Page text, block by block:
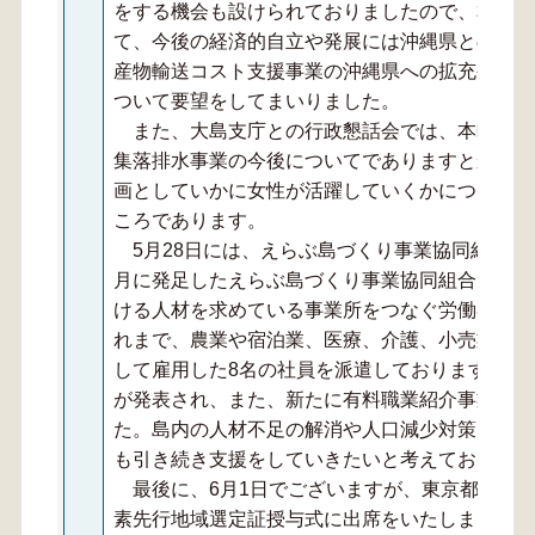
をする機会も設けられておりましたので、本町
て、今後の経済的自立や発展には沖縄県との連
産物輸送コスト支援事業の沖縄県への拡充や離
ついて要望をしてまいりました。
また、大島支庁との行政懇話会では、本町の
集落排水事業の今後についてでありますとかカ
画としていかに女性が活躍していくかについて
ころであります。
5月28日には、えらぶ島づくり事業協同組合の
月に発足したえらぶ島づくり事業協同組合は、
ける人材を求めている事業所をつなぐ労働者派
れまで、農業や宿泊業、医療、介護、小売業な
して雇用した8名の社員を派遣しておりますが
が発表され、また、新たに有料職業紹介事業に
た。島内の人材不足の解消や人口減少対策に期
も引き続き支援をしていきたいと考えておりま
最後に、6月1日でございますが、東京都千代
素先行地域選定証授与式に出席をいたしました